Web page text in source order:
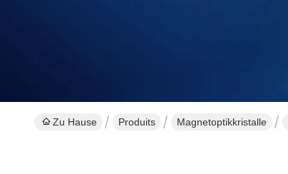
Zu Hause Produits Magnetoptikkristalle